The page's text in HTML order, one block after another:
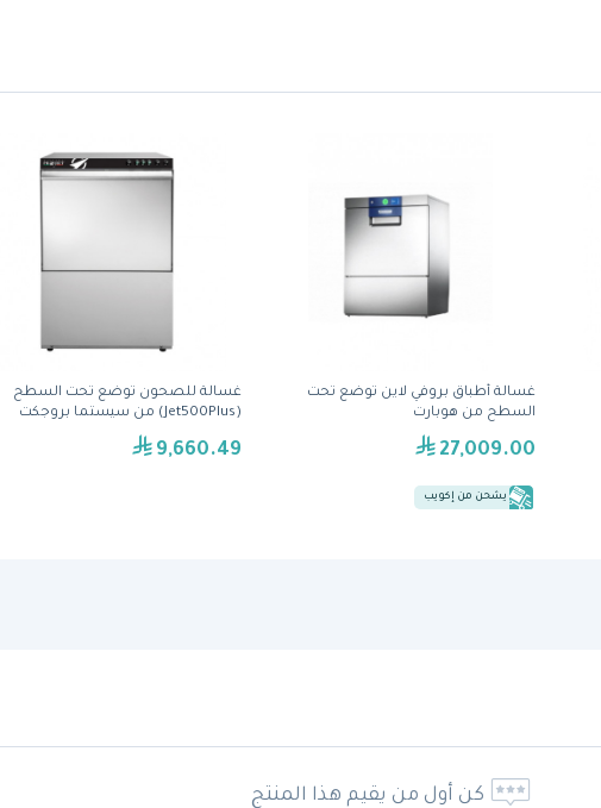
غسالة للصحون توضع تحت السطح
(Jet500Plus) من سيستما بروجكت
9,660.49
غسالة أطباق بروفي لاين تُوضع تحت
السطح من هوبارت
27,009.00
يشحن من إكويب
كن أول من يقيم هذا المنتج